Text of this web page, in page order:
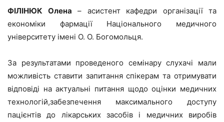
ФІЛІНЮК Олена – асистент кафедри організації та
економіки фармації Національного медичного
університету імені О. О. Богомольця.
За результатами проведеного семінару слухачі мали
можливість ставити запитання спікерам та отримувати
відповіді на актуальні питання щодо оцінки медичних
технологій,забезпечення максимального доступу
пацієнтів до лікарських засобів і медичних виробів